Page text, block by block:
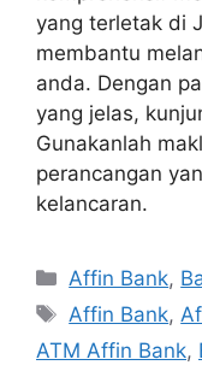
yang terletak di
membantu
anda. Dengan
yang jelas,
Gunakanlah
perancangan
kelancaran.
Categories
Affin Bank,
Tags
Affin Bank,
ATM Affin Bank,